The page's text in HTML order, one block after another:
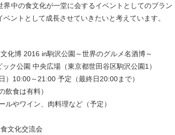
界中の食文化が一堂に会するイベントとしてのブラ
ントとして成長させていきたいと考えています。
化博 2016 in駒沢公園～世界のグルメ名酒博～
ク公園 中央広場（東京都世田谷区駒沢公園1）
）10:00～21:00 予定（最終日20:00まで）
食は有料）
やワイン、肉料理など（予定）
文化交流会